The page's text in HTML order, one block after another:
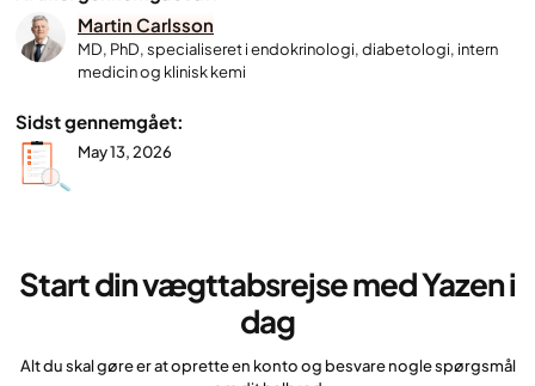
Martin Carlsson
MD, PhD, specialiseret i endokrinologi, diabetologi, intern
medicin og klinisk kemi
Sidst gennemgået:
May 13, 2026
Start din vægttabsrejse med Yazen i
dag
Alt du skal gøre er at oprette en konto og besvare nogle spørgsmål